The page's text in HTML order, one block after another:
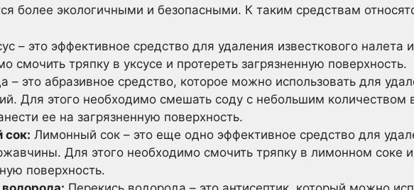
более экологичными и безопасными. К таким средствам
– это эффективное средство для удаления известкового
смочить тряпку в уксусе и протереть загрязненную поверхность.
– это абразивное средство, которое можно использовать для
Для этого необходимо смешать соду с небольшим количеством
ее на загрязненную поверхность.
сок: Лимонный сок – это еще одно эффективное средство для
Для этого необходимо смочить тряпку в лимонном соке
поверхность.